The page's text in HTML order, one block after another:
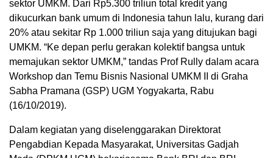
sektor UMKM. Dari Rp5.300 triliun total kredit yang
dikucurkan bank umum di Indonesia tahun lalu, kurang dari
20% atau sekitar Rp 1.000 triliun saja yang ditujukan bagi
UMKM. “Ke depan perlu gerakan kolektif bangsa untuk
memajukan sektor UMKM,” tandas Prof Rully dalam acara
Workshop dan Temu Bisnis Nasional UMKM II di Graha
Sabha Pramana (GSP) UGM Yogyakarta, Rabu
(16/10/2019).
Dalam kegiatan yang diselenggarakan Direktorat
Pengabdian Kepada Masyarakat, Universitas Gadjah